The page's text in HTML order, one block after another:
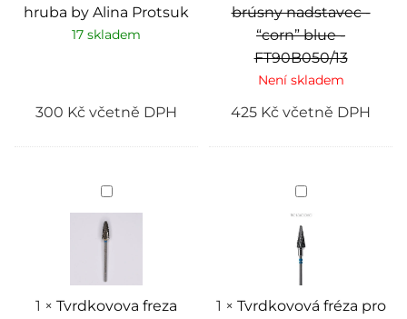
hruba by Alina Protsuk
17 skladem
300 Kč včetně DPH
brúsny nadstavec -
“corn” blue -
FT90B050/13
Není skladem
425 Kč včetně DPH
Tvrdkovova
freza
střední
by
Alina
1 × Tvrdkovova freza
Tvrdkovová
fréza
pro
leváky
TVS
L-
1 × Tvrdkovová fréza pro